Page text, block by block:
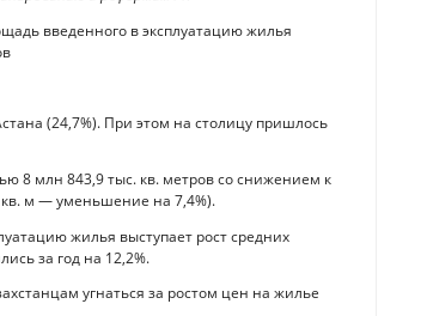
введенного в эксплуатацию жилья
(24,7%). При этом на столицу пришлось
8 млн 843,9 тыс. кв. метров со снижением к
кв. м — уменьшение на 7,4%).
жилья выступает рост средних
за год на 12,2%.
угнаться за ростом цен на жилье